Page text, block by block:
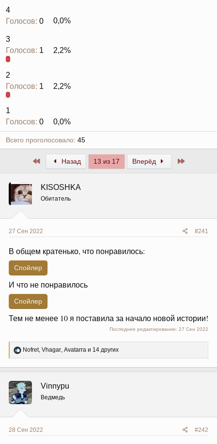
4
Голосов: 0 0,0%
3
Голосов: 1 2,2%
2
Голосов: 1 2,2%
1
Голосов: 0 0,0%
Всего проголосовало 45
ПервыйНазад 13 из 17 Вперёд
KISOSHKA
Обитатель
27 Сен 2022 #241
В общем кратенько, что понравилось:
Спойлер
И что не понравилось
Спойлер
Тем не менее 10 я поставила за начало новой истории!
Последнее редактирование: 27 Сен 2022
Р
е
ц
и
и
:
Nofret, Vhagar, Avatarra и 14 других
Vinnypu
Ведмедь
28 Сен 2022 #242